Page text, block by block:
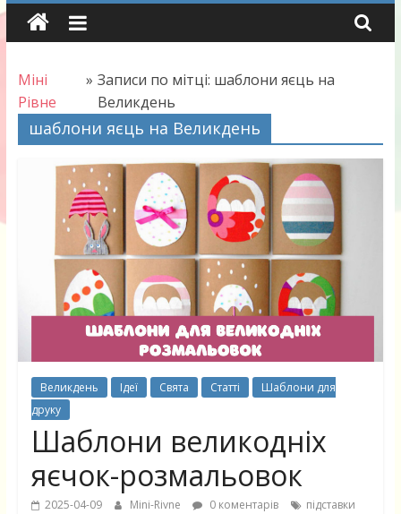
Skip
Міні
Рівне
» Записи по мітці: шаблони яєць на
Великдень
шаблони яєць на Великдень
Великдень Ідеї Свята Статті
Шаблони для
друку
Шаблони великодніх
яєчок-розмальовок
2025-04-09 Mini-Rivne 0 коментарів
підставки